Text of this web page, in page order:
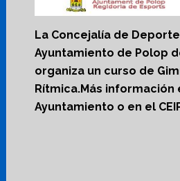
La Concejalía de
Ayuntamiento de Polop
organiza un curso de
Rítmica.Más información
Ayuntamiento o en el